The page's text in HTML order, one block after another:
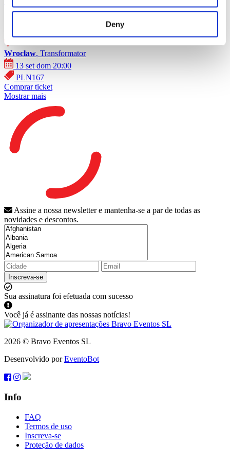
Deny
Wroclaw, Transformator
13 set dom 20:00
PLN167
Comprar ticket
Mostrar mais
Assine a nossa newsletter e mantenha-se a par de todas as
novidades e descontos.
Inscreva-se
Sua assinatura foi efetuada com sucesso
Você já é assinante das nossas notícias!
2026 © Bravo Eventos SL
Desenvolvido porEventoBot
Info
FAQ
Termos de uso
Inscreva-se
Proteção de dados